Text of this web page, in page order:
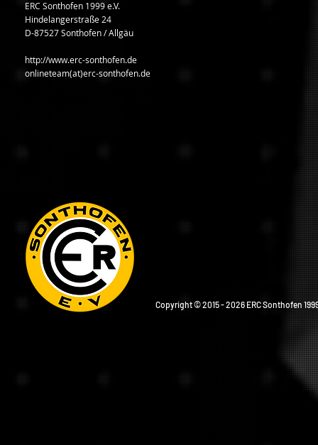
ERC Sonthofen 1999 e.V.
Hindelangerstraße 24
D-87527 Sonthofen / Allgäu
http://www.erc-sonthofen.de
onlineteam(at)erc-sonthofen.de
Copyright © 2015 - 2026 ERC Sonthofen